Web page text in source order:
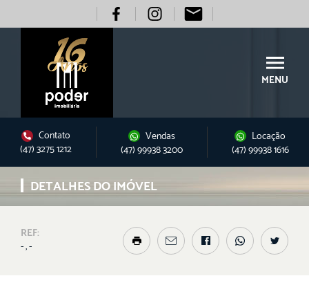
MENU
Contato
(47) 3275 1212
Vendas
(47) 99938 3200
Locação
(47) 99938 1616
DETALHES DO IMÓVEL
REF:
- , -